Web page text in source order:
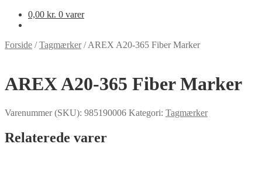
0,00 kr. 0 varer
Forside /Tagmærker/AREX A20-365 Fiber Marker
AREX A20-365 Fiber Marker
Varenummer (SKU): 985190006 Kategori: Tagmærker
Relaterede varer